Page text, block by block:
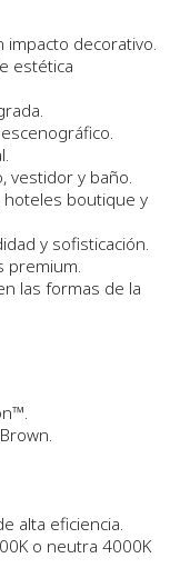
impacto decorativo.
estética
vestidor y baño.
boutique y
y sofisticación.
premium.
las formas de la
alta eficiencia.
o neutra 4000K